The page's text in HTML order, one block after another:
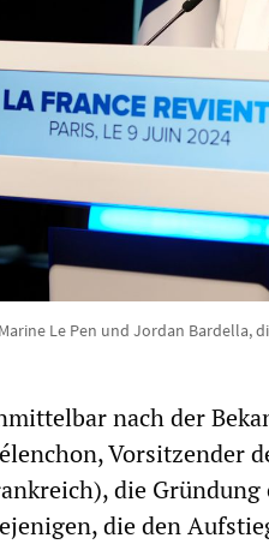
Marine Le Pen und Jordan Bardella,
nach der
Vorsitzender
die
die den